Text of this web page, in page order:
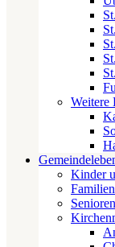
Weitere
Kinder
Familien
Senioren